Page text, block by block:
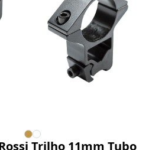
Trilho 11mm Tubo